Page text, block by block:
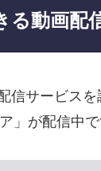
る動画配
信サービス
」が配信中で